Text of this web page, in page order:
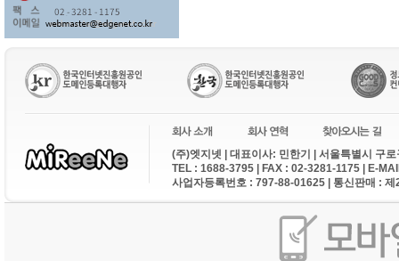
(주)엣지넷 | 대표이사: 민한기 | 서울특별시 구
TEL : 1688-3795 | FAX : 02-3281-1175 | E-
사업자등록번호 : 797-88-01625 | 통신판매 :